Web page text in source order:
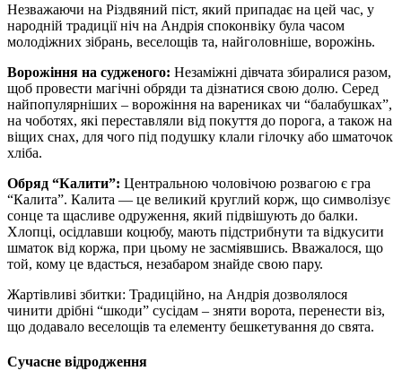
Незважаючи на Різдвяний піст, який припадає на цей час, у
народній традиції ніч на Андрія споконвіку була часом
молодіжних зібрань, веселощів та, найголовніше, ворожінь.
Ворожіння на судженого: Незаміжні дівчата збиралися разом,
щоб провести магічні обряди та дізнатися свою долю. Серед
найпопулярніших – ворожіння на варениках чи “балабушках”,
на чоботях, які переставляли від покуття до порога, а також на
віщих снах, для чого під подушку клали гілочку або шматочок
хліба.
Обряд “Калити”: Центральною чоловічою розвагою є гра
“Калита”. Калита — це великий круглий корж, що символізує
сонце та щасливе одруження, який підвішують до балки.
Хлопці, осідлавши коцюбу, мають підстрибнути та відкусити
шматок від коржа, при цьому не засміявшись. Вважалося, що
той, кому це вдасться, незабаром знайде свою пару.
Жартівливі збитки: Традиційно, на Андрія дозволялося
чинити дрібні “шкоди” сусідам – зняти ворота, перенести віз,
що додавало веселощів та елементу бешкетування до свята.
Сучасне відродження